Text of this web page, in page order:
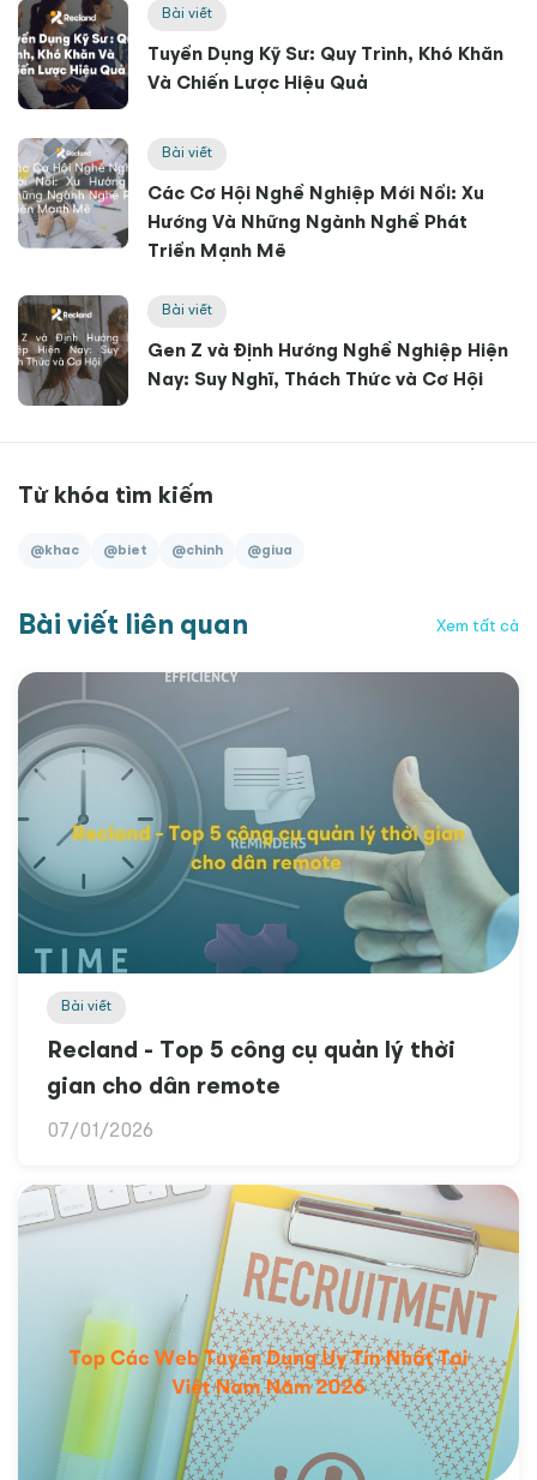
Bài viết
Tuyển Dụng Kỹ Sư: Quy Trình, Khó Khăn
Và Chiến Lược Hiệu Quả
Bài viết
Các Cơ Hội Nghề Nghiệp Mới Nổi: Xu
Hướng Và Những Ngành Nghề Phát
Triển Mạnh Mẽ
Bài viết
Gen Z và Định Hướng Nghề Nghiệp Hiện
Nay: Suy Nghĩ, Thách Thức và Cơ Hội
Từ khóa tìm kiếm
@khac @biet @chinh @giua
Bài viết liên quan Xem tất cả
Bài viết
Recland - Top 5 công cụ quản lý thời
gian cho dân remote
07/01/2026